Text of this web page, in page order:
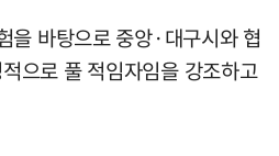
을 바탕으로 중앙·대구시와 협
으로 풀 적임자임을 강조하고